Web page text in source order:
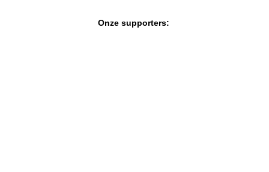
Onze supporters: